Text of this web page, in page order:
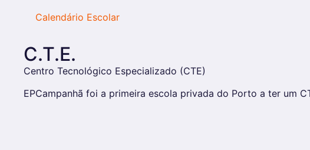
Calendário Escolar
C.T.E.
Centro Tecnológico Especializado (CTE)
EPCampanhã foi a primeira escola privada do Porto a ter um